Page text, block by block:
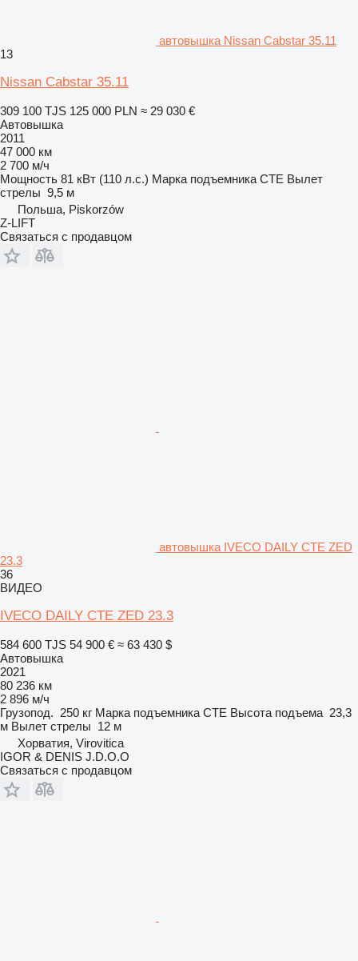
автовышка Nissan Cabstar 35.11
13
Nissan Cabstar 35.11
309 100 TJS 125 000 PLN ≈ 29 030 €
Автовышка
2011
47 000 км
2 700 м/ч
Мощность 81 кВт (110 л.с.) Марка подъемника CTE Вылет
стрелы 9,5 м
Польша, Piskorzów
Z-LIFT
Связаться с продавцом
автовышка IVECO DAILY CTE ZED
23.3
36
ВИДЕО
IVECO DAILY CTE ZED 23.3
584 600 TJS 54 900 € ≈ 63 430 $
Автовышка
2021
80 236 км
2 896 м/ч
Грузопод. 250 кг Марка подъемника CTE Высота подъема 23,3
м Вылет стрелы 12 м
Хорватия, Virovitica
IGOR & DENIS J.D.O.O
Связаться с продавцом